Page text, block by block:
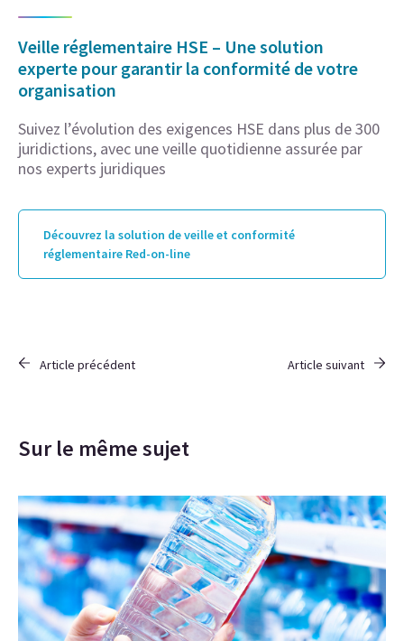
Veille réglementaire HSE – Une solution
experte pour garantir la conformité de votre
organisation
Suivez l’évolution des exigences HSE dans plus de 300
juridictions, avec une veille quotidienne assurée par
nos experts juridiques
Découvrez la solution de veille et conformité
réglementaire Red-on-line
Article précédent Article suivant
Sur le même sujet